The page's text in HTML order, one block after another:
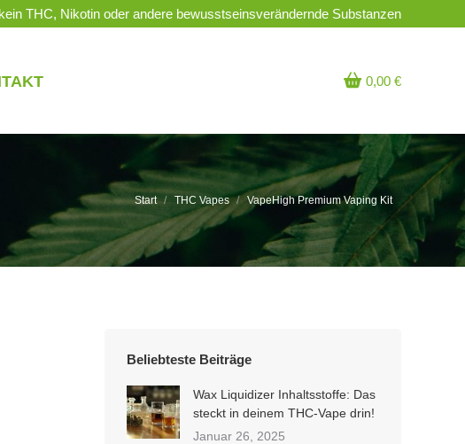
THC, Nikotin oder andere bewusstseinsverändernde Substanzen
0,00 €
Sie befinden sich hier:
Start THC Vapes VapeHigh Premium Vaping Kit
Beliebteste Beiträge
Wax Liquidizer Inhaltsstoffe: Das
steckt in deinem THC-Vape drin!
Januar 26, 2025